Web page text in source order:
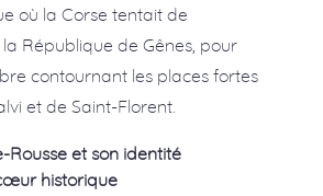
où la Corse tentait de
République de Gênes, pour
contournant les places fortes
et de Saint-Florent.
Rousse et son identité
historique